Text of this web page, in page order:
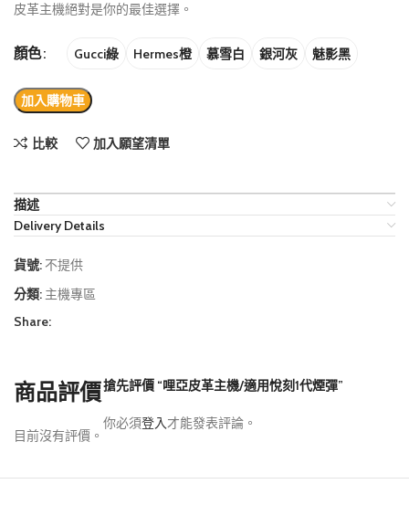
皮革主機絕對是你的最佳選擇。
顏色 Gucci綠 Hermes橙 慕雪白 銀河灰 魅影黑
加入購物車
比較 加入願望清單
描述
Delivery Details
貨號: 不提供
分類: 主機專區
Share:
商品評價
目前沒有評價。
搶先評價 “哩亞皮革主機/適用悅刻1代煙彈”
你必須登入才能發表評論。